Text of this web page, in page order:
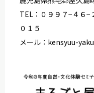
TEL：０９９７−４６
０１５
メール：kensyuu-